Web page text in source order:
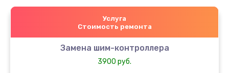
Услуга
Стоимость ремонта
Замена шим-контроллера
3900 руб.